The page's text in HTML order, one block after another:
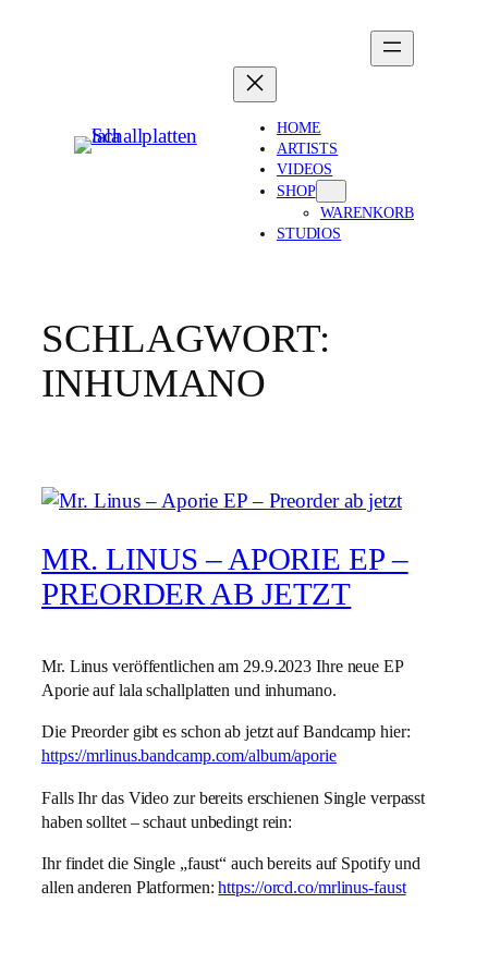
HOME
ARTISTS
VIDEOS
SHOP
WARENKORB
STUDIOS
SCHLAGWORT:
INHUMANO
MR. LINUS – APORIE EP –
PREORDER AB JETZT
Mr. Linus veröffentlichen am 29.9.2023 Ihre neue EP
Aporie auf lala schallplatten und inhumano.
Die Preorder gibt es schon ab jetzt auf Bandcamp hier:
https://mrlinus.bandcamp.com/album/aporie
Falls Ihr das Video zur bereits erschienen Single verpasst
haben solltet – schaut unbedingt rein:
Ihr findet die Single „faust“ auch bereits auf Spotify und
allen anderen Platformen:https://orcd.co/mrlinus-faust